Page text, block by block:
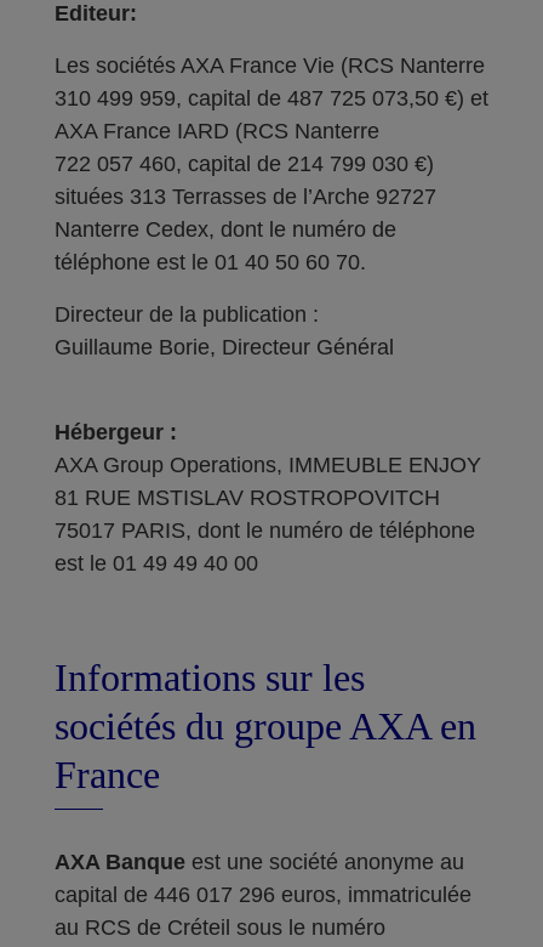
Editeur:
Les sociétés AXA France Vie (RCS Nanterre
310 499 959, capital de 487 725 073,50 €) et
AXA France IARD (RCS Nanterre
722 057 460, capital de 214 799 030 €)
situées 313 Terrasses de l’Arche 92727
Nanterre Cedex, dont le numéro de
téléphone est le 01 40 50 60 70.
Directeur de la publication :
Guillaume Borie, Directeur Général
Hébergeur :
AXA Group Operations, IMMEUBLE ENJOY
81 RUE MSTISLAV ROSTROPOVITCH
75017 PARIS, dont le numéro de téléphone
est le 01 49 49 40 00
Informations sur les
sociétés du groupe AXA en
France
AXA Banque est une société anonyme au
capital de 446 017 296 euros, immatriculée
au RCS de Créteil sous le numéro